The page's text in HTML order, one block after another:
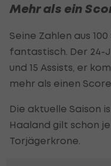
Mehr als ein
Seine Zahlen aus
fantastisch. Der 24-
und 15 Assists, er
mehr als einen
Die aktuelle Saison
Haaland gilt schon
Torjägerkrone.